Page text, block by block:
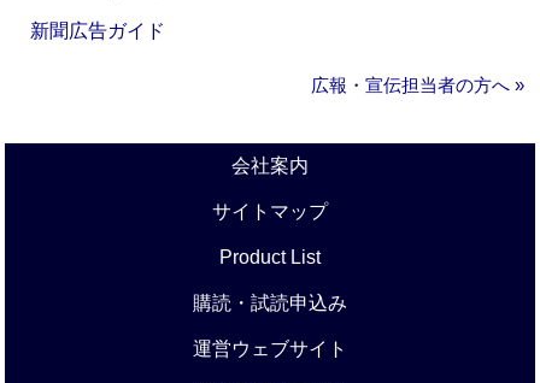
新聞広告ガイド
広報・宣伝担当者の方へ »
会社案内
サイトマップ
Product List
購読・試読申込み
運営ウェブサイト